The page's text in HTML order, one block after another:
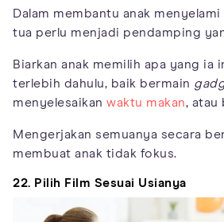
Dalam membantu anak
tua perlu menjadi pendamping
Biarkan anak memilih apa yang ia
terlebih dahulu, baik bermain
menyelesaikan waktu makan, atau
Mengerjakan semuanya secara
membuat anak tidak fokus.
22. Pilih Film Sesuai Usianya